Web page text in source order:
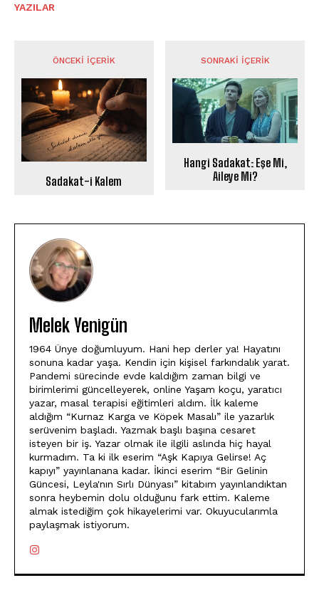
YAZILAR
ÖNCEKI İÇERIK
Sadakat-i Kalem
SONRAKI İÇERIK
Hangi Sadakat: Eşe Mi,
Aileye Mi?
Melek Yenigün
1964 Ünye doğumluyum. Hani hep derler ya! Hayatını
sonuna kadar yaşa. Kendin için kişisel farkındalık yarat.
Pandemi sürecinde evde kaldığım zaman bilgi ve
birimlerimi güncelleyerek, online Yaşam koçu, yaratıcı
yazar, masal terapisi eğitimleri aldım. İlk kaleme
aldığım “Kurnaz Karga ve Köpek Masalı” ile yazarlık
serüvenim başladı. Yazmak başlı başına cesaret
isteyen bir iş. Yazar olmak ile ilgili aslında hiç hayal
kurmadım. Ta ki ilk eserim “Aşk Kapıya Gelirse! Aç
kapıyı” yayınlanana kadar. İkinci eserim “Bir Gelinin
Güncesi, Leyla'nın Sırlı Dünyası” kitabım yayınlandıktan
sonra heybemin dolu olduğunu fark ettim. Kaleme
almak istediğim çok hikayelerimi var. Okuyucularımla
paylaşmak istiyorum.